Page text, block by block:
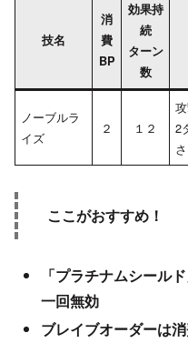
技名
消
費
BP
効果持
続
ターン
数
ノーブルラ
イズ
２ １２
2
ここがおすすめ！
「プラチナムシールド
一回無効
ブレイブオーダーは